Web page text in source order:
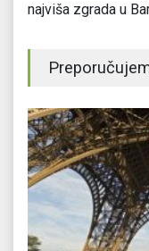
najviša zgrada u